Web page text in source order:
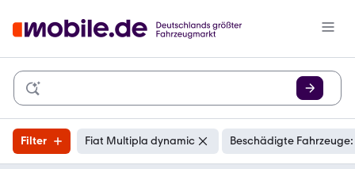
Filter Fiat Multipla dynamic Beschädigte